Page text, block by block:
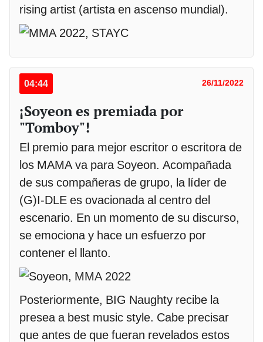
rising artist (artista en ascenso mundial).
04:44 26/11/2022
¡Soyeon es premiada por
"Tomboy"!
El premio para mejor escritor o escritora de
los MAMA va para Soyeon. Acompañada
de sus compañeras de grupo, la líder de
(G)I-DLE es ovacionada al centro del
escenario. En un momento de su discurso,
se emociona y hace un esfuerzo por
contener el llanto.
Posteriormente, BIG Naughty recibe la
presea a best music style. Cabe precisar
que antes de que fueran revelados estos